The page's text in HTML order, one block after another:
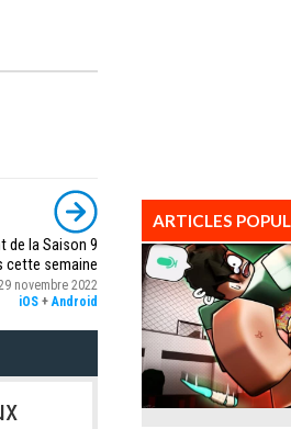
de la Saison 9
cette semaine
novembre 2022
iOS +Android
ARTICLES